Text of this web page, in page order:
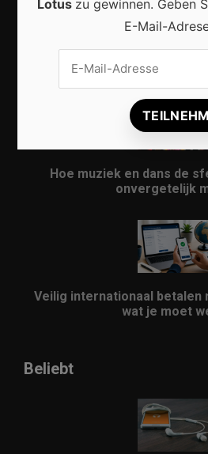
Vrijwilligers maken van
evenement
Hoe muziek en dans de
onvergetelijk
Veilig internationaal betalen
wat je moet
Beliebt
Lotus zu gewinnen. Geben
E-Mail-